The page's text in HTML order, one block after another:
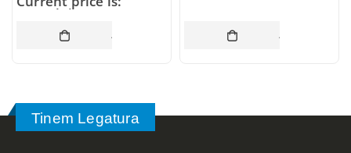
80,00 lei.
ADAUGĂ ÎN COȘ ADAUGĂ ÎN COȘ
Tinem Legatura